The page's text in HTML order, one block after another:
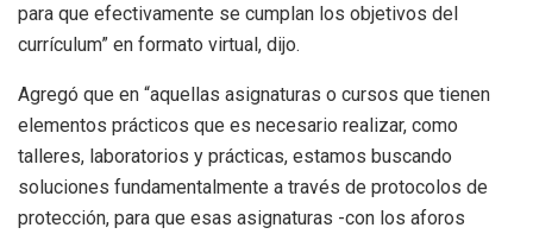
para que efectivamente se cumplan los objetivos del
currículum” en formato virtual, dijo.
Agregó que en “aquellas asignaturas o cursos que tienen
elementos prácticos que es necesario realizar, como
talleres, laboratorios y prácticas, estamos buscando
soluciones fundamentalmente a través de protocolos de
protección, para que esas asignaturas -con los aforos